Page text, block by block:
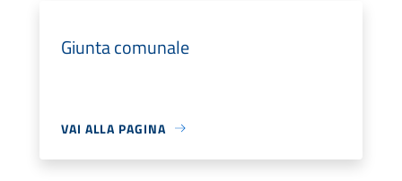
Giunta comunale
VAI ALLA PAGINA